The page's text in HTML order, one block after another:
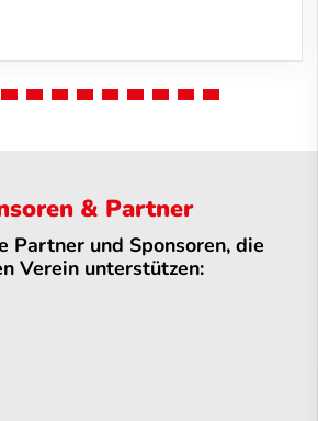
& Partner
Partner und Sponsoren, die
Verein unterstützen: